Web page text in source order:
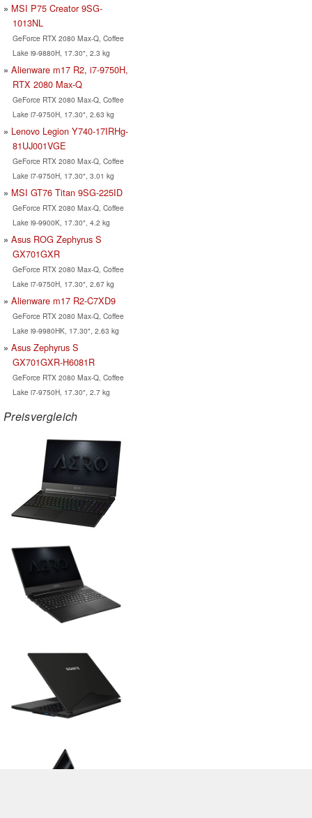
MSI P75 Creator 9SG-
1013NL
GeForce RTX 2080 Max-Q, Coffee
Lake i9-9880H, 17.30", 2.3 kg
Alienware m17 R2, i7-9750H,
RTX 2080 Max-Q
GeForce RTX 2080 Max-Q, Coffee
Lake i7-9750H, 17.30", 2.63 kg
Lenovo Legion Y740-17IRHg-
81UJ001VGE
GeForce RTX 2080 Max-Q, Coffee
Lake i7-9750H, 17.30", 3.01 kg
MSI GT76 Titan 9SG-225ID
GeForce RTX 2080 Max-Q, Coffee
Lake i9-9900K, 17.30", 4.2 kg
Asus ROG Zephyrus S
GX701GXR
GeForce RTX 2080 Max-Q, Coffee
Lake i7-9750H, 17.30", 2.67 kg
Alienware m17 R2-C7XD9
GeForce RTX 2080 Max-Q, Coffee
Lake i9-9980HK, 17.30", 2.63 kg
Asus Zephyrus S
GX701GXR-H6081R
GeForce RTX 2080 Max-Q, Coffee
Lake i7-9750H, 17.30", 2.7 kg
Preisvergleich